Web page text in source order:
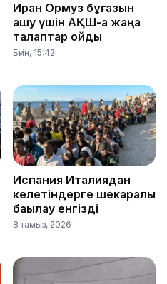
Иран Ормуз бұғазын
ашу үшін АҚШ-қа жаңа
талаптар қойды
Бүгін, 15:42
Испания Италиядан
келетіндерге шекаралық
бақылау енгізді
8 тамыз, 2026